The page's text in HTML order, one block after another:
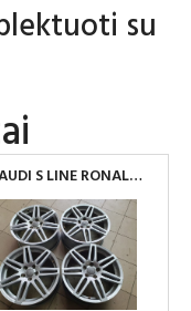
su
S LINE RONAL
5×112 R18